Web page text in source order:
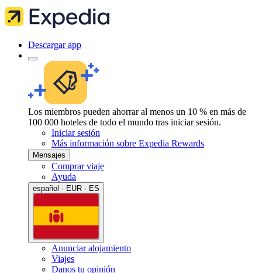
Descargar app
Los miembros pueden ahorrar al menos un 10 % en más de
100 000 hoteles de todo el mundo tras iniciar sesión.
Iniciar sesión
Más información sobre Expedia Rewards
Mensajes
Comprar viaje
Ayuda
español · EUR · ES
Anunciar alojamiento
Viajes
Danos tu opinión